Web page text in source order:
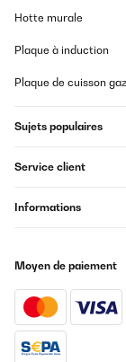
Goste de
estiverem
Traduire
Reçu ce jour,
Hotte murale
Plaque à induction
Plaque de cuisson gaz
Sujets populaires
Service client
Informations
Moyen de paiement